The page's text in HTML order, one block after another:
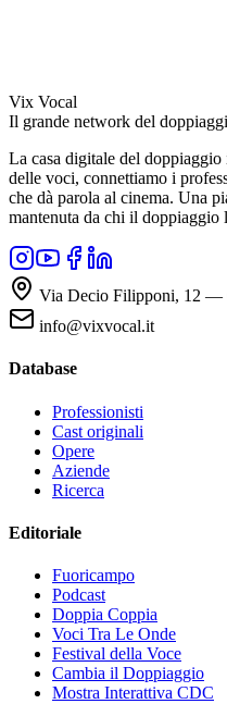
Vix Vocal
Il grande network del
La casa digitale del
delle voci, connettiamo i
che dà parola al cinema. Una
mantenuta da chi il
Via Decio Filipponi, 12 —
info@vixvocal.it
Database
Professionisti
Cast originali
Opere
Aziende
Ricerca
Editoriale
Fuoricampo
Podcast
Doppia Coppia
Voci Tra Le Onde
Festival della Voce
Cambia il Doppiaggio
Mostra Interattiva CDC